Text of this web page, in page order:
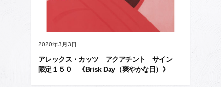
2020年3月3日
アレックス・カッツ アクアチント サイン
限定１５０ 《Brisk Day（爽やかな日）》